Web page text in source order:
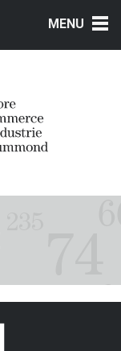
MENU